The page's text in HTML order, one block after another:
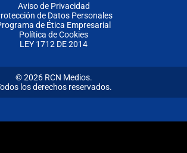
Aviso de Privacidad
de Datos Personales
de Ética Empresarial
Política de Cookies
LEY 1712 DE 2014
© 2026 RCN Medios.
los derechos reservados.